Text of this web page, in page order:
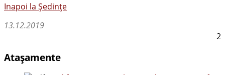
Inapoi la Ședințe
13.12.2019
2
Atașamente